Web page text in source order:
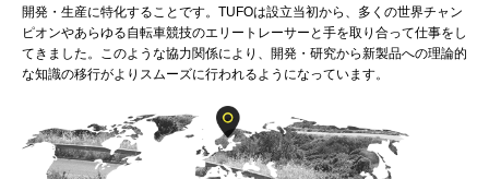
開発・生産に特化することです。TUFOは設立当初から、多くの世界チャン
ピオンやあらゆる自転車競技のエリートレーサーと手を取り合って仕事をし
てきました。このような協力関係により、開発・研究から新製品への理論的
な知識の移行がよりスムーズに行われるようになっています。